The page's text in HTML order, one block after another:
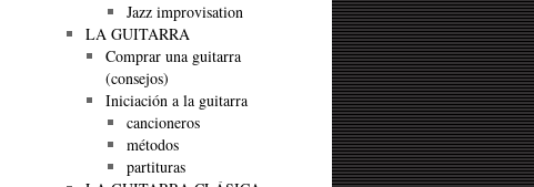
Jazz improvisation
LA GUITARRA
Comprar una guitarra
(consejos)
Iniciación a la guitarra
cancioneros
métodos
partituras